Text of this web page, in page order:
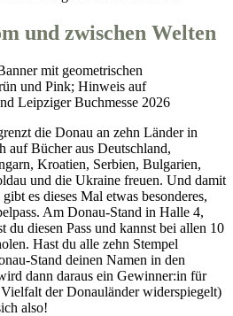
und zwischen Welten
die Donau an zehn Länder in
auf Bücher aus Deutschland,
Kroatien, Serbien, Bulgarien,
und die Ukraine freuen. Und damit
es dieses Mal etwas besonderes,
Am Donau-Stand in Halle 4,
du diesen Pass und kannst bei allen 10
Hast du alle zehn Stempel
Stand deinen Namen in den
dann daraus ein Gewinner:in für
der Donauländer widerspiegelt)
also!